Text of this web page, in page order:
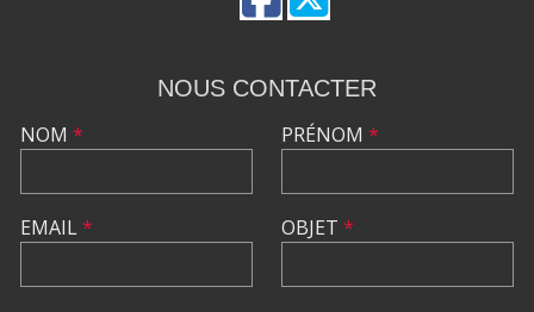
NOUS CONTACTER
NOM *
EMAIL*
PRÉNOM *
OBJET *